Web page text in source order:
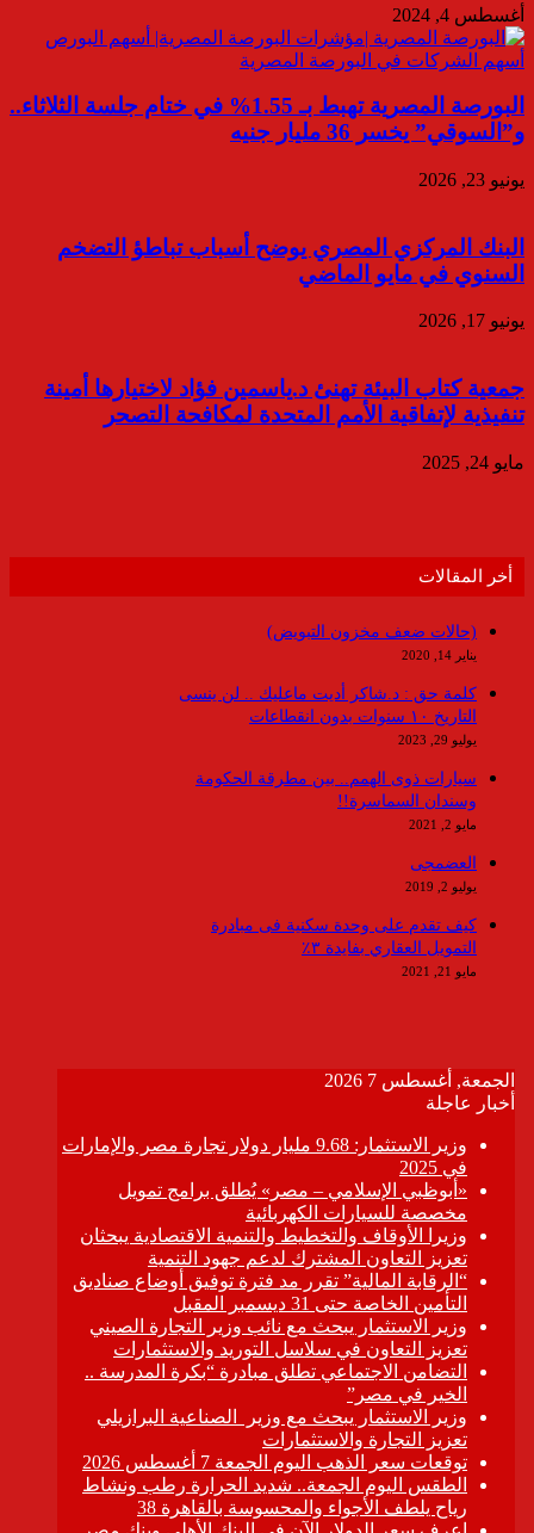
أغسطس 4, 2024
البورصة المصرية تهبط بـ 1.55% في ختام جلسة الثلاثاء..
و”السوقي” يخسر 36 مليار جنيه
يونيو 23, 2026
البنك المركزي المصري يوضح أسباب تباطؤ التضخم
السنوي في مايو الماضي
يونيو 17, 2026
جمعية كتاب البيئة تهنئ د.ياسمين فؤاد لاختيارها أمينة
تنفيذية لإتفاقية الأمم المتحدة لمكافحة التصحر
مايو 24, 2025
أخر المقالات
(حالات ضعف مخزون التبويض)
يناير 14, 2020
كلمة حق : د.شاكر أديت ماعليك .. لن ينسى
التاريخ ١٠ سنوات بدون انقطاعات
يوليو 29, 2023
سيارات ذوى الهمم.. بين مطرقة الحكومة
وسندان السماسرة!!
مايو 2, 2021
العضمجى
يوليو 2, 2019
كيف تقدم على وحدة سكنية فى مبادرة
التمويل العقاري بفايدة ٣٪
مايو 21, 2021